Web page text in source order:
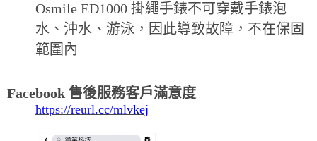
Osmile ED1000 掛繩手錶不可穿戴手錶泡
水、沖水、游泳， 因此導致故障，不在保固
範圍內
Facebook 售後服務客戶滿意度
https://reurl.cc/mlvkej